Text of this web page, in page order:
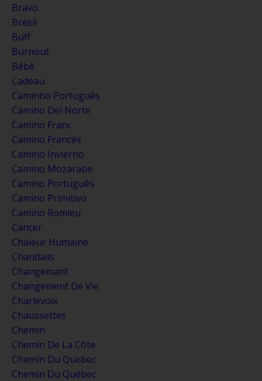
Bravo
Brésil
Buff
Burnout
Bébé
Cadeau
Caminho Português
Camino Del Norte
Camino Franc
Camino Francés
Camino Invierno
Camino Mozarabe
Camino Português
Camino Primitivo
Camino Romieu
Cancer
Chaleur Humaine
Chandails
Changemant
Changement De Vie
Charlevoix
Chaussettes
Chemin
Chemin De La Côte
Chemin Du Quebec
Chemin Du Québec